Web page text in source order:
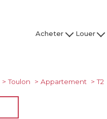
Acheter
Studio
Louer
Studio
Toulon Appartement T2